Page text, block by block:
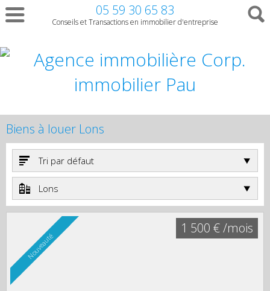
05 59 30 65 83
Conseils et Transactions en immobilier d'entreprise
Biens à louer Lons
Tri par défaut
Lons
Nouveauté
1 500 € /mois